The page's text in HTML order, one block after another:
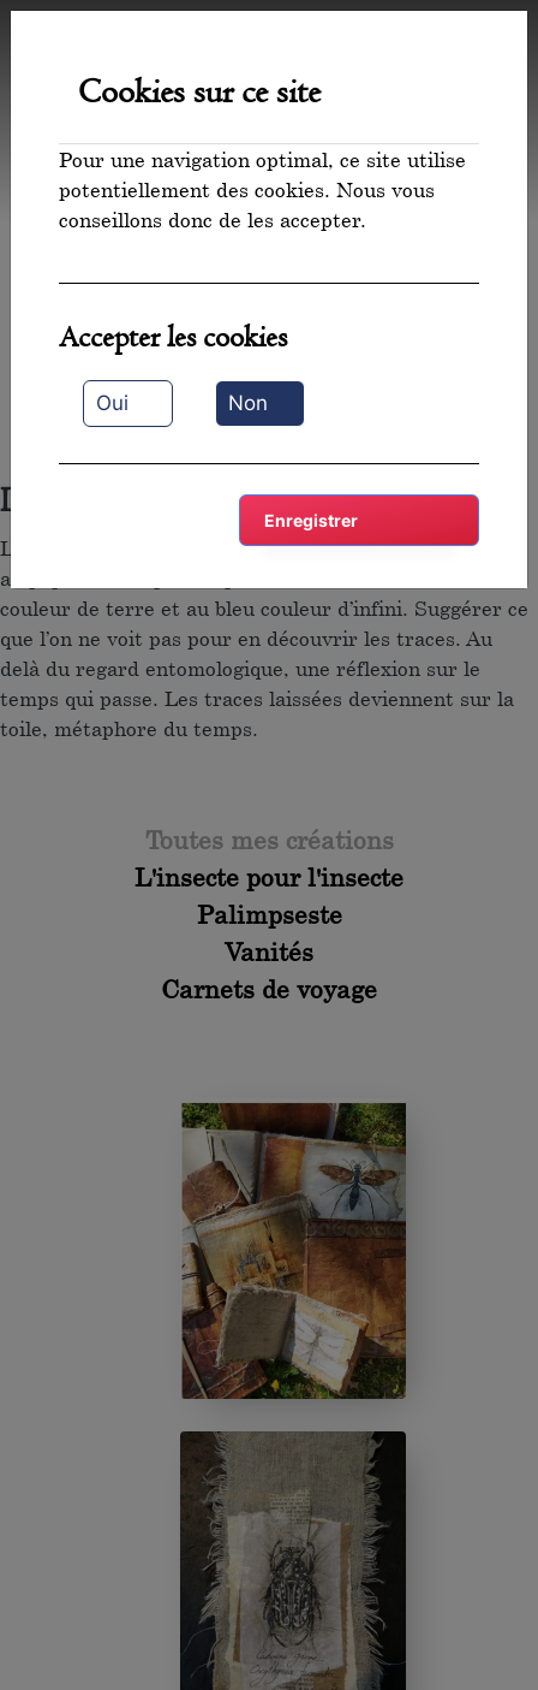
Sylvie
Mommert
Artiste plasticienne
Découvrez mes créations
L’insecte se mêle à la feuille d’argent et son oxydation,
au papier vieilli par les peintures successives, à l’ocre
couleur de terre et au bleu couleur d’infini. Suggérer ce
que l’on ne voit pas pour en découvrir les traces. Au-
delà du regard entomologique, une réflexion sur le
temps qui passe. Les traces laissées deviennent sur la
toile, métaphore du temps.
Toutes mes créations
L'insecte pour l'insecte
Palimpseste
Vanités
Carnets de voyage
Cookies sur ce site
Pour une navigation optimal, ce site utilise
potentiellement des cookies. Nous vous
conseillons donc de les accepter.
Oui Non
Accepter les cookies
Enregistrer